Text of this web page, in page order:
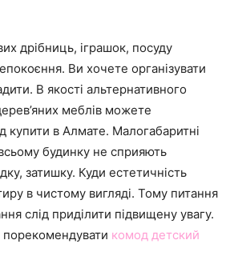
дрібниць, іграшок, посуду
Ви хочете організувати
В якості альтернативного
меблів можете
купити в Алмате. Малогабаритні
будинку не сприяють
затишку. Куди естетичність
в чистому вигляді. Тому питання
слід приділити підвищену увагу.
комод детский